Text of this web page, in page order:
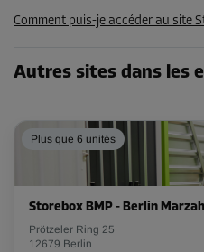
Surface: 0,8 m²
Long:1,6m Larg:0,5m
36,54 EUR/mois
Comment puis-je accéder au site
Autres sites dans les
Plus que 6 unités
Storebox BMP - Berlin
Prötzeler Ring 25
12679 Berlin